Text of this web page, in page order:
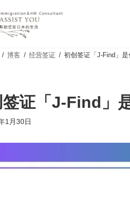
博客 经营签证 初创签证「J-Find」是
证「J-Find」
1月30日